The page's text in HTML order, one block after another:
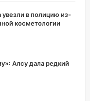
в полицию из-
косметологии
Алсу дала редкий